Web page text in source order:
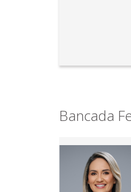
Bancada